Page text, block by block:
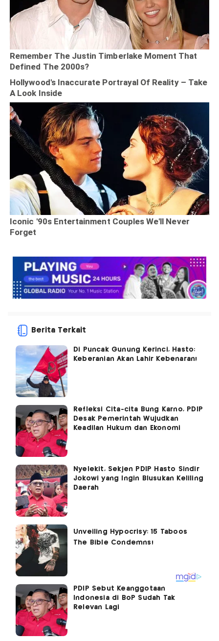
Berita Terkait
Di Puncak Gunung Kerinci, Hasto:
Keberanian Akan Lahir Kebenaran!
Refleksi Cita-cita Bung Karno, PDIP
Desak Pemerintah Wujudkan
Keadilan Hukum dan Ekonomi
Nyelekit, Sekjen PDIP Hasto Sindir
Jokowi yang Ingin Blusukan Keliling
Daerah
PDIP Sebut Keanggotaan
Indonesia di BoP Sudah Tak
Relevan Lagi